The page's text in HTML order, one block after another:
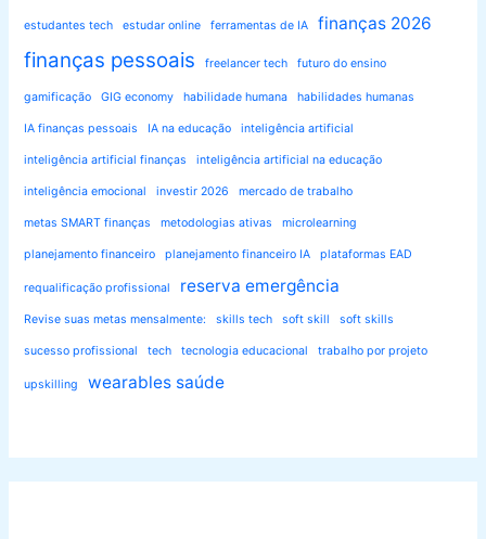
estudantes tech estudar online ferramentas de IA finanças 2026
finanças pessoais freelancer tech futuro do ensino
gamificação GIG economy habilidade humana habilidades humanas
IA finanças pessoais IA na educação inteligência artificial
inteligência artificial finanças inteligência artificial na educação
inteligência emocional investir 2026 mercado de trabalho
metas SMART finanças metodologias ativas microlearning
planejamento financeiro planejamento financeiro IA plataformas EAD
requalificação profissional reserva emergência
Revise suas metas mensalmente: skills tech soft skill soft skills
sucesso profissional tech tecnologia educacional trabalho por projeto
upskilling wearables saúde